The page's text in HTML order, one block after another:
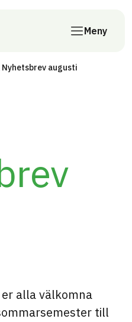
Meny
Nyhetsbrev augusti
alla välkomna
till